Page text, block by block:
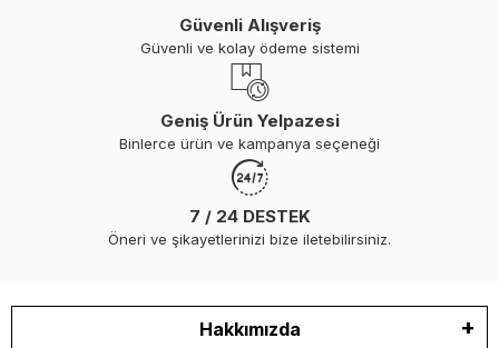
Güvenli Alışveriş
Güvenli ve kolay ödeme sistemi
Geniş Ürün Yelpazesi
Binlerce ürün ve kampanya seçeneği
7 / 24 DESTEK
Öneri ve şikayetlerinizi bize iletebilirsiniz.
Hakkımızda